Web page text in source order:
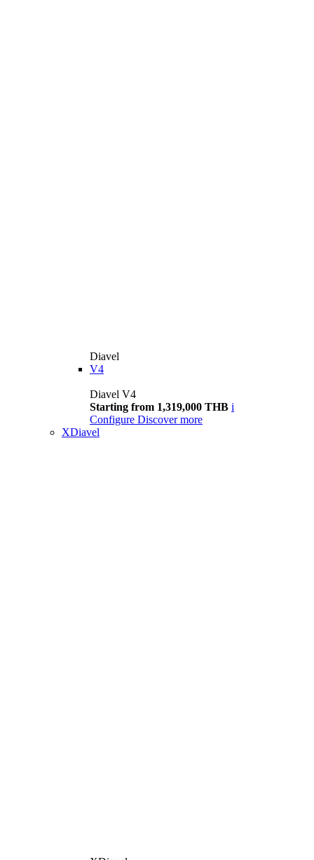
Diavel
V4
Diavel V4
Starting from 1,319,000 THB i
Configure Discover more
XDiavel